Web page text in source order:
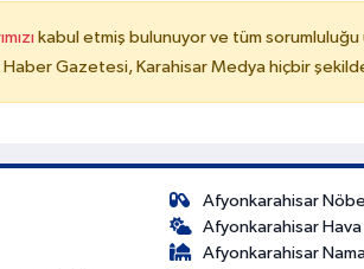
kabul etmiş bulunuyor ve tüm sorumluluğu
Gazetesi, Karahisar Medya hiçbir
Afyonkarahisar
Afyonkarahisar Hava
Afyonkarahisar